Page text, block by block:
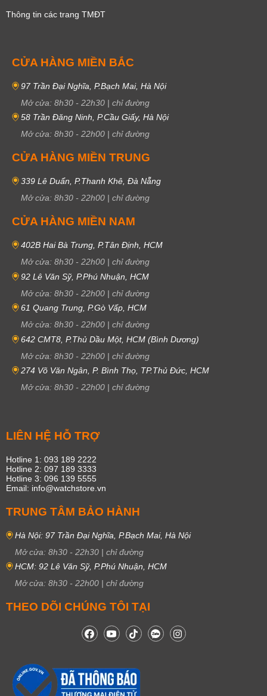
Thông tin các trang TMĐT
CỬA HÀNG MIỀN BẮC
97 Trần Đại Nghĩa, P.Bạch Mai, Hà Nội
Mở cửa: 8h30 - 22h30 | chỉ đường
58 Trần Đăng Ninh, P.Cầu Giấy, Hà Nội
Mở cửa: 8h30 - 22h00 | chỉ đường
CỬA HÀNG MIỀN TRUNG
339 Lê Duẩn, P.Thanh Khê, Đà Nẵng
Mở cửa: 8h30 - 22h00 | chỉ đường
CỬA HÀNG MIỀN NAM
402B Hai Bà Trưng, P.Tân Định, HCM
Mở cửa: 8h30 - 22h00 | chỉ đường
92 Lê Văn Sỹ, P.Phú Nhuận, HCM
Mở cửa: 8h30 - 22h00 | chỉ đường
61 Quang Trung, P.Gò Vấp, HCM
Mở cửa: 8h30 - 22h00 | chỉ đường
642 CMT8, P.Thủ Dầu Một, HCM (Bình Dương)
Mở cửa: 8h30 - 22h00 | chỉ đường
274 Võ Văn Ngân, P. Bình Thọ, TP.Thủ Đức, HCM
Mở cửa: 8h30 - 22h00 | chỉ đường
LIÊN HỆ HỖ TRỢ
Hotline 1: 093 189 2222
Hotline 2: 097 189 3333
Hotline 3: 096 139 5555
Email: info@watchstore.vn
TRUNG TÂM BẢO HÀNH
Hà Nội: 97 Trần Đại Nghĩa, P.Bạch Mai, Hà Nội
Mở cửa: 8h30 - 22h30 | chỉ đường
HCM: 92 Lê Văn Sỹ, P.Phú Nhuận, HCM
Mở cửa: 8h30 - 22h00 | chỉ đường
THEO DÕI CHÚNG TÔI TẠI